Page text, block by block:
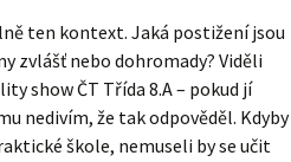
ten kontext. Jaká postižení jsou
zvlášť nebo dohromady? Viděli
show ČT Třída 8.A – pokud jí
nedivím, že tak odpověděl. Kdyby
škole, nemuseli by se učit